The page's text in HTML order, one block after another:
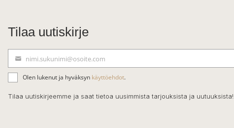
Tilaa uutiskirje
ä
h
k
nimi.sukunimi@osoite.com
Olen lukenut ja hyväksyn käyttöehdot.
Tilaa uutiskirjeemme ja saat tietoa uusimmista tarjouksista ja uutuuksista!